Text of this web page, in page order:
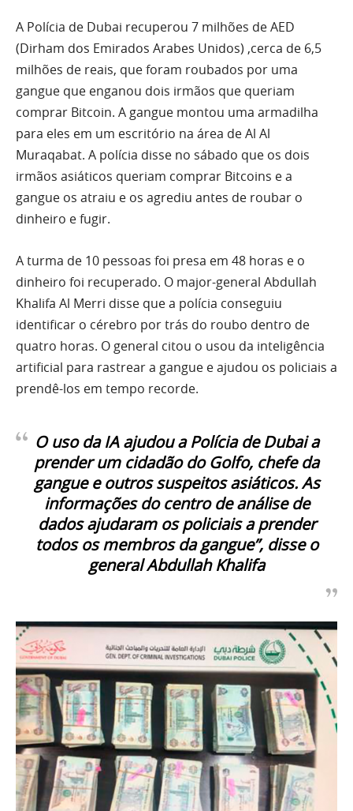
A Polícia de Dubai recuperou 7 milhões de AED
(Dirham dos Emirados Arabes Unidos) ,cerca de 6,5
milhões de reais, que foram roubados por uma
gangue que enganou dois irmãos que queriam
comprar Bitcoin. A gangue montou uma armadilha
para eles em um escritório na área de Al Al
Muraqabat. A polícia disse no sábado que os dois
irmãos asiáticos queriam comprar Bitcoins e a
gangue os atraiu e os agrediu antes de roubar o
dinheiro e fugir.
A turma de 10 pessoas foi presa em 48 horas e o
dinheiro foi recuperado. O major-general Abdullah
Khalifa Al Merri disse que a polícia conseguiu
identificar o cérebro por trás do roubo dentro de
quatro horas. O general citou o usou da inteligência
artificial para rastrear a gangue e ajudou os policiais a
prendê-los em tempo recorde.
O uso da IA ​​ajudou a Polícia de Dubai a
prender um cidadão do Golfo, chefe da
gangue e outros suspeitos asiáticos. As
informações do centro de análise de
dados ajudaram os policiais a prender
todos os membros da gangue”, disse o
general Abdullah Khalifa